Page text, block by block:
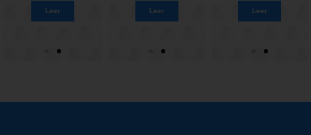
Leer
Leer Leer
Leer Leer